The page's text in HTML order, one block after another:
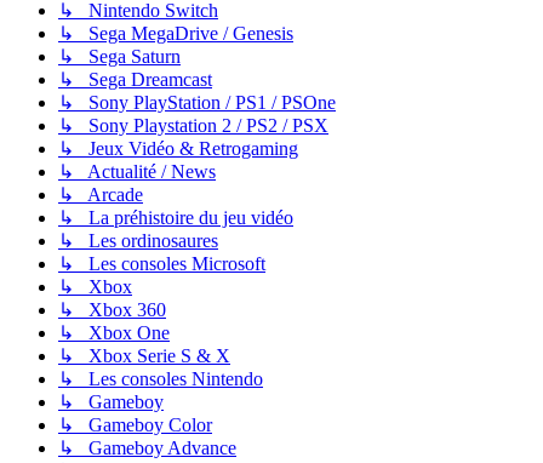
↳ Nintendo Switch
↳ Sega MegaDrive / Genesis
↳ Sega Saturn
↳ Sega Dreamcast
↳ Sony PlayStation / PS1 / PSOne
↳ Sony Playstation 2 / PS2 / PSX
↳ Jeux Vidéo & Retrogaming
↳ Actualité / News
↳ Arcade
↳ La préhistoire du jeu vidéo
↳ Les ordinosaures
↳ Les consoles Microsoft
↳ Xbox
↳ Xbox 360
↳ Xbox One
↳ Xbox Serie S & X
↳ Les consoles Nintendo
↳ Gameboy
↳ Gameboy Color
↳ Gameboy Advance